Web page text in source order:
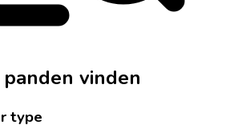
vinden
type